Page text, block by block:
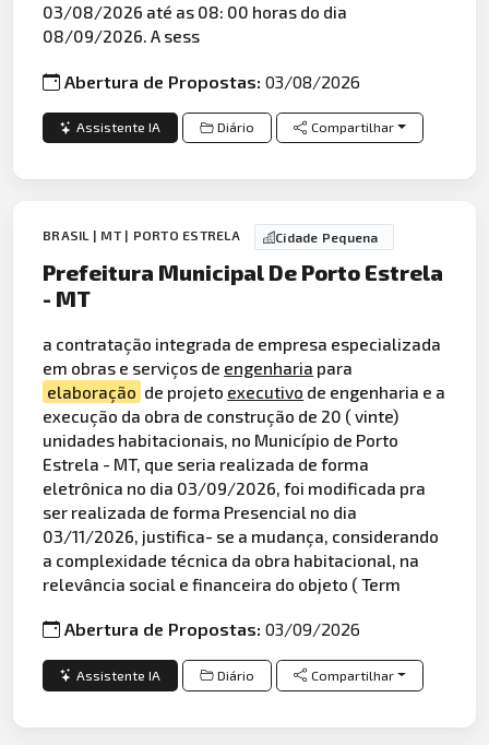
03/08/2026 até as 08: 00 horas do dia
08/09/2026. A sess
Abertura de Propostas:03/08/2026
Assistente IA Diário Compartilhar
BRASIL | MT | PORTO ESTRELA Cidade Pequena
Prefeitura Municipal De Porto Estrela
- MT
a contratação integrada de empresa especializada
em obras e serviços de engenharia para
elaboração de projeto executivo de engenharia e a
execução da obra de construção de 20 ( vinte)
unidades habitacionais, no Município de Porto
Estrela - MT, que seria realizada de forma
eletrônica no dia 03/09/2026, foi modificada pra
ser realizada de forma Presencial no dia
03/11/2026, justifica- se a mudança, considerando
a complexidade técnica da obra habitacional, na
relevância social e financeira do objeto ( Term
Abertura de Propostas:03/09/2026
Assistente IA Diário Compartilhar